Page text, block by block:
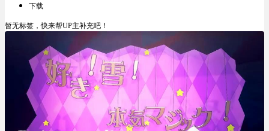
下载
暂无标签，快来帮UP主补充吧！